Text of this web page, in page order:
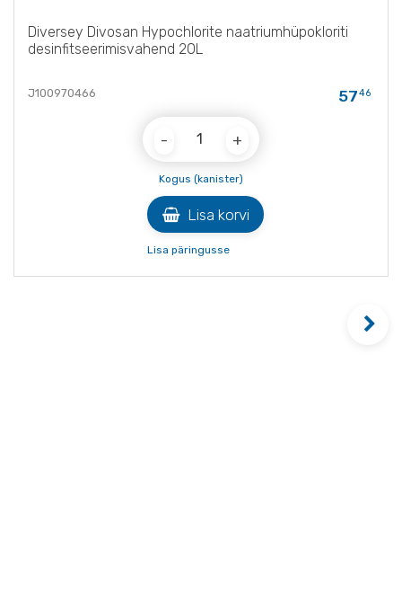
Diversey Divosan Hypochlorite naatriumhüpokloriti
desinfitseerimisvahend 20L
J100970466 5746
Quantity
Kogus (kanister)
Lisa korvi
Lisa päringusse